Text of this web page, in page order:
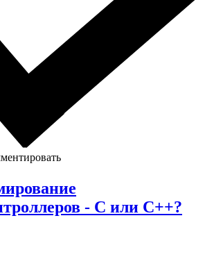
- C или C++?